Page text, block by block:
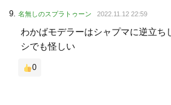
名無しのスプラトゥーン 2022.11.12 22:59
わかばモデラーはシャプマに逆立ち
シでも怪しい
0